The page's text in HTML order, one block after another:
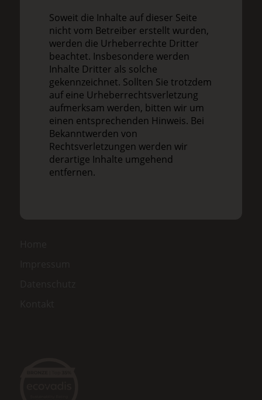
Soweit die Inhalte auf dieser Seite
nicht vom Betreiber erstellt wurden,
werden die Urheberrechte Dritter
beachtet. Insbesondere werden
Inhalte Dritter als solche
gekennzeichnet. Sollten Sie trotzdem
auf eine Urheberrechtsverletzung
aufmerksam werden, bitten wir um
einen entsprechenden Hinweis. Bei
Bekanntwerden von
Rechtsverletzungen werden wir
derartige Inhalte umgehend
entfernen.